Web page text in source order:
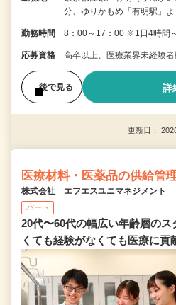
分、ゆりかもめ「有明駅」よ
勤務時間 8：00～17：00 ※1日4時間
応募資格 高卒以上、医療業界未経験者
後で見る 詳
更新日：
医療材料・医薬品の供給管
株式会社 エフエスユニマネジメント
パート
20代〜60代の幅広い年齢層の
くても経験がなくても医療に貢